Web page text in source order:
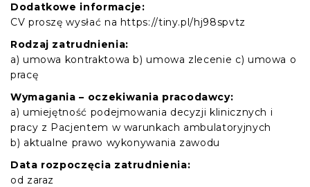
Dodatkowe informacje:
CV proszę wysłać na https://tiny.pl/hj98spvtz
Rodzaj zatrudnienia:
a) umowa kontraktowa b) umowa zlecenie c) umowa o
pracę
Wymagania – oczekiwania pracodawcy:
a) umiejętność podejmowania decyzji klinicznych i
pracy z Pacjentem w warunkach ambulatoryjnych
b) aktualne prawo wykonywania zawodu
Data rozpoczęcia zatrudnienia:
od zaraz